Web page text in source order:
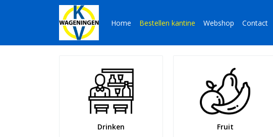
Home Bestellen kantine Webshop Contact
Drinken Fruit